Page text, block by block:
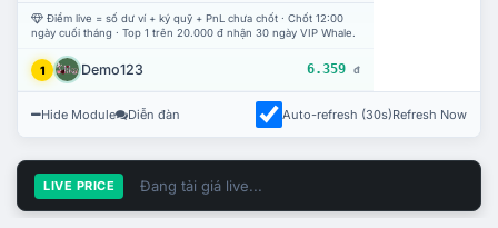
Điểm live = số dư ví + ký quỹ + PnL chưa chốt · Chốt 12:00
ngày cuối tháng · Top 1 trên 20.000 đ nhận 30 ngày VIP Whale.
1 Demo123 6.359 đ
Hide Module Diễn đàn Auto-refresh (30s)Refresh Now
LIVE PRICE Đang tải giá live...